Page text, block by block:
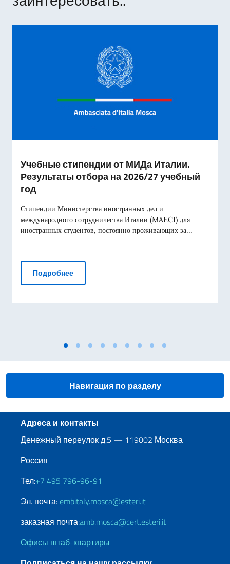
Учебные стипендии от МИДа Италии.
Результаты отбора на 2026/27 учебный
год
Стипендии Министерства иностранных дел и
международного сотрудничества Италии (MAECI) для
иностранных студентов, постоянно проживающих за...
ПодробнееУчебные стипендии от МИДа Италии.
Навигация по разделу
Нижний колонтитул
Адреса и контакты
Денежный переулок д.5 — 119002 Москва
Россия
Тел:+7 495 796-96-91
Эл. почта: embitaly.mosca@esteri.it
заказная почта:amb.mosca@cert.esteri.it
Офисы штаб-квартиры